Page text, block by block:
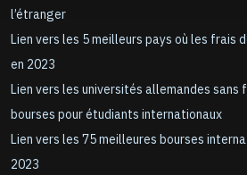
l’étranger
Lien vers les 5 meilleurs pays où les frais
en 2023
Lien vers les universités allemandes
bourses pour étudiants internationaux
Lien vers les 75 meilleures bourses
2023